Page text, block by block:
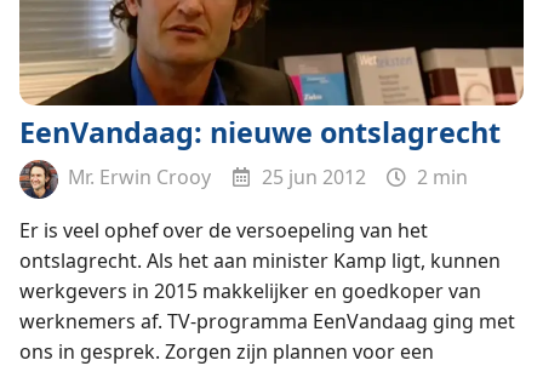
EenVandaag: nieuwe ontslagrecht
Mr. Erwin Crooy 25 jun 2012
2 min
Er is veel ophef over de versoepeling van het
ontslagrecht. Als het aan minister Kamp ligt, kunnen
werkgevers in 2015 makkelijker en goedkoper van
werknemers af. TV-programma EenVandaag ging met
ons in gesprek. Zorgen zijn plannen voor een